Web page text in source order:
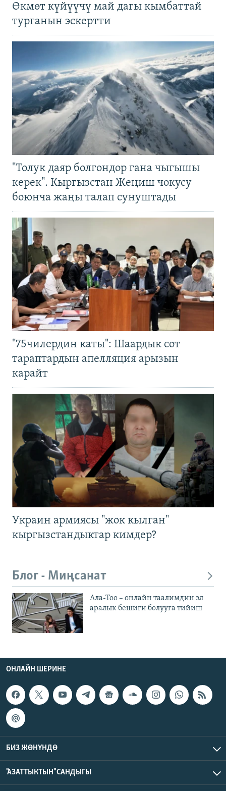
Өкмөт күйүүчү май дагы кымбаттай
турганын эскертти
"Толук даяр болгондор гана чыгышы
керек". Кыргызстан Жеңиш чокусу
боюнча жаңы талап сунуштады
"75чилердин каты": Шаардык сот
тараптардын апелляция арызын
карайт
Украин армиясы "жок кылган"
кыргызстандыктар кимдер?
Блог - Миңсанат
Ала-Тоо – онлайн таалимдин эл
аралык бешиги болууга тийиш
ОНЛАЙН ШЕРИНЕ
БИЗ ЖӨНҮНДӨ
"АЗАТТЫКТЫН" САНДЫГЫ